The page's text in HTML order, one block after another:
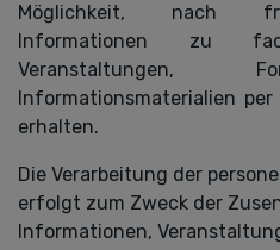
Möglichkeit, nach
Informationen zu
Veranstaltungen,
Informationsmaterialien
erhalten.
Die Verarbeitung der
erfolgt zum Zweck der
Informationen,